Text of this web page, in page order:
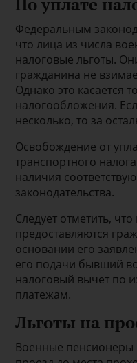
Федеральным
что лица из числа
налоговые льготы.
гражданина не
Однако это касается
налогообложения.
несколько, то за
Освобождение от
транспортного
наличия
законодательства.
Следует отметить,
предоставляются
основании его
его подачи бывший
налоговый вычет по
платежам.
Льготы на
Военные пенсионеры